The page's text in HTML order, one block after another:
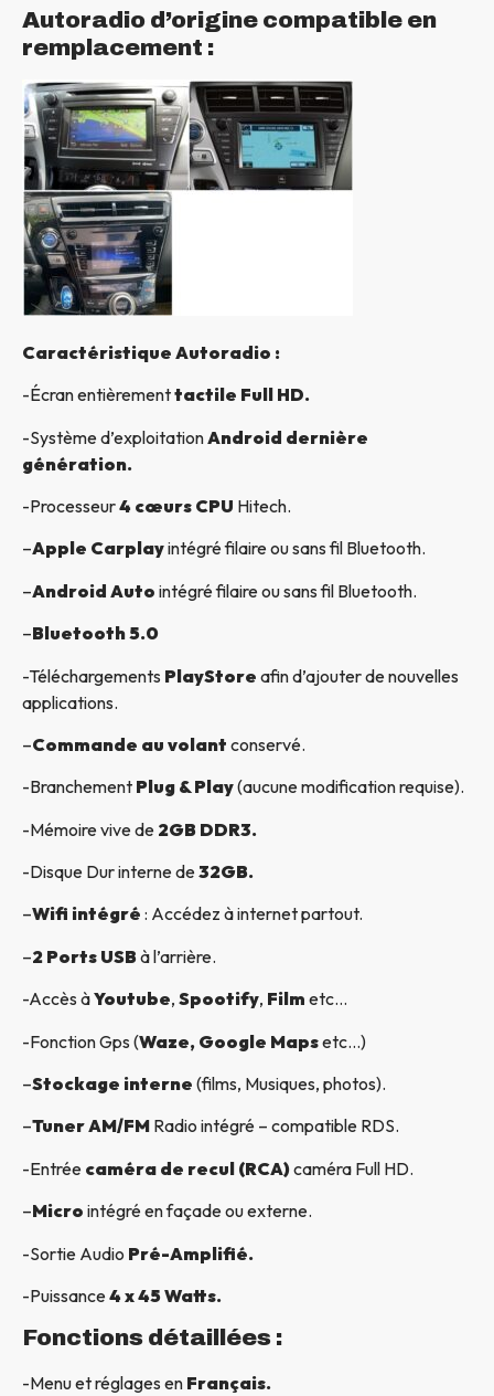
Autoradio d’origine compatible en
remplacement :
Caractéristique Autoradio :
-Écran entièrementtactile Full HD.
-Système d’exploitationAndroid dernière
génération.
-Processeur4 cœurs CPU Hitech.
–Apple Carplayintégré filaire ou sans fil Bluetooth.
–Android Auto intégré filaire ou sans fil Bluetooth.
–Bluetooth 5.0
-Téléchargements PlayStore afin d’ajouter de nouvelles
applications.
–Commande au volant conservé.
-Branchement Plug & Play(aucune modification requise).
-Mémoire vive de 2GB DDR3.
-Disque Dur interne de32GB.
–Wifi intégré : Accédez à internet partout.
–2 Ports USBà l’arrière.
-Accès àYoutube, Spootify, Film etc…
-Fonction Gps (Waze, Google Mapsetc…)
–Stockage interne (films, Musiques, photos).
–Tuner AM/FM Radio intégré – compatible RDS.
-Entrée caméra de recul (RCA)caméra Full HD.
–Micro intégré en façade ou externe.
-Sortie Audio Pré-Amplifié.
-Puissance4 x 45 Watts.
Fonctions détaillées :
-Menu et réglages en Français.